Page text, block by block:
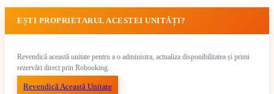
EȘTI PROPRIETARUL ACESTEI UNITĂȚI?
Revendică această unitate pentru a o administra, actualiza disponibilitatea și primi
rezervări direct prin Robooking.
Revendică Această Unitate